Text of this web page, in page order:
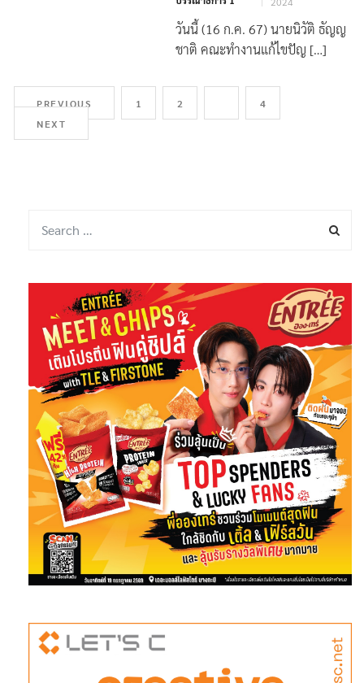
วันนี้ (16 ก.ค. 67) นายนิวัติ ธัญญ
ชาติ คณะทำงานแก้ไขปัญ […]
PREVIOUS 1 2
4
NEXT